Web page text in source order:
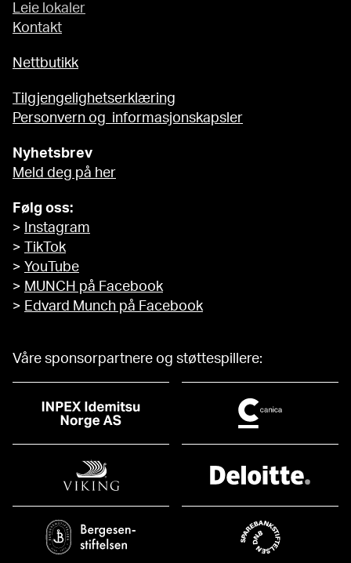
Leie lokaler
Kontakt
Nettbutikk
Tilgjengelighetserklæring
Personvern og informasjonskapsler
Nyhetsbrev
Meld deg på her
Følg oss:
>
Instagram
>
TikTok
> YouTube
> MUNCH på Facebook
> Edvard Munch på Facebook
Våre sponsorpartnere og støttespillere: